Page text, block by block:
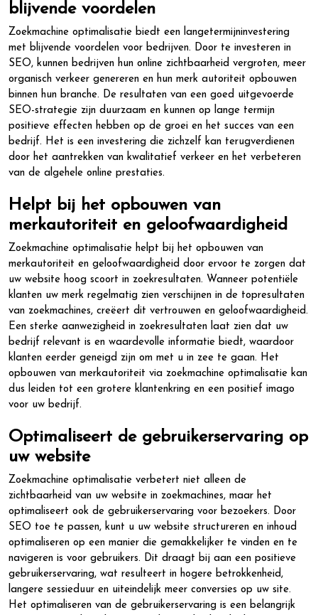
blijvende voordelen
Zoekmachine optimalisatie biedt een langetermijninvestering
met blijvende voordelen voor bedrijven. Door te investeren in
SEO, kunnen bedrijven hun online zichtbaarheid vergroten, meer
organisch verkeer genereren en hun merk autoriteit opbouwen
binnen hun branche. De resultaten van een goed uitgevoerde
SEO-strategie zijn duurzaam en kunnen op lange termijn
positieve effecten hebben op de groei en het succes van een
bedrijf. Het is een investering die zichzelf kan terugverdienen
door het aantrekken van kwalitatief verkeer en het verbeteren
van de algehele online prestaties.
Helpt bij het opbouwen van
merkautoriteit en geloofwaardigheid
Zoekmachine optimalisatie helpt bij het opbouwen van
merkautoriteit en geloofwaardigheid door ervoor te zorgen dat
uw website hoog scoort in zoekresultaten. Wanneer potentiële
klanten uw merk regelmatig zien verschijnen in de topresultaten
van zoekmachines, creëert dit vertrouwen en geloofwaardigheid.
Een sterke aanwezigheid in zoekresultaten laat zien dat uw
bedrijf relevant is en waardevolle informatie biedt, waardoor
klanten eerder geneigd zijn om met u in zee te gaan. Het
opbouwen van merkautoriteit via zoekmachine optimalisatie kan
dus leiden tot een grotere klantenkring en een positief imago
voor uw bedrijf.
Optimaliseert de gebruikerservaring op
uw website
Zoekmachine optimalisatie verbetert niet alleen de
zichtbaarheid van uw website in zoekmachines, maar het
optimaliseert ook de gebruikerservaring voor bezoekers. Door
SEO toe te passen, kunt u uw website structureren en inhoud
optimaliseren op een manier die gemakkelijker te vinden en te
navigeren is voor gebruikers. Dit draagt bij aan een positieve
gebruikerservaring, wat resulteert in hogere betrokkenheid,
langere sessieduur en uiteindelijk meer conversies op uw site.
Het optimaliseren van de gebruikerservaring is een belangrijk